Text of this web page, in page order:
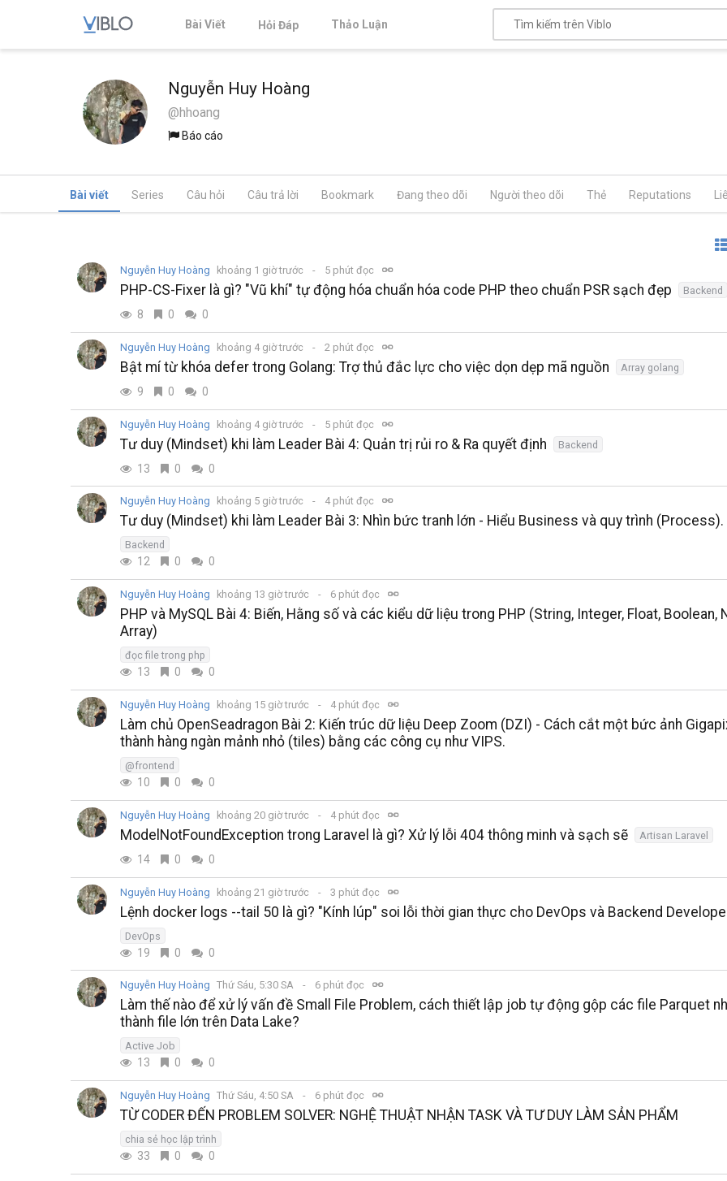
Bài Viết Hỏi Đáp Thảo Luận
Nguyễn Huy Hoàng
@hhoang
Báo cáo
Bài viết Series Câu hỏi Câu trả lời Bookmark Đang theo dõi Người theo dõi Thẻ Reputations
Nguyễn Huy Hoàng khoảng 1 giờ trước 5 phút đọc
PHP-CS-Fixer là gì? "Vũ khí" tự động hóa chuẩn hóa code PHP theo chuẩn PSR sạch đẹp Backend
8 0 0
Nguyễn Huy Hoàng khoảng 4 giờ trước 2 phút đọc
Bật mí từ khóa defer trong Golang: Trợ thủ đắc lực cho việc dọn dẹp mã nguồn Array golang
9 0 0
Nguyễn Huy Hoàng khoảng 4 giờ trước 5 phút đọc
Tư duy (Mindset) khi làm Leader Bài 4: Quản trị rủi ro & Ra quyết định Backend
13 0 0
Nguyễn Huy Hoàng khoảng 5 giờ trước 4 phút đọc
Tư duy (Mindset) khi làm Leader Bài 3: Nhìn bức tranh lớn - Hiểu Business và quy trình (Process).
Backend
12 0 0
Nguyễn Huy Hoàng khoảng 13 giờ trước 6 phút đọc
PHP và MySQL Bài 4: Biến, Hằng số và các kiểu dữ liệu trong PHP (String, Integer, Float, Boolean,
Array)
đọc file trong php
13 0 0
Nguyễn Huy Hoàng khoảng 15 giờ trước 4 phút đọc
Làm chủ OpenSeadragon Bài 2: Kiến trúc dữ liệu Deep Zoom (DZI) - Cách cắt một bức ảnh
thành hàng ngàn mảnh nhỏ (tiles) bằng các công cụ như VIPS.
@frontend
10 0 0
Nguyễn Huy Hoàng khoảng 20 giờ trước 4 phút đọc
ModelNotFoundException trong Laravel là gì? Xử lý lỗi 404 thông minh và sạch sẽ Artisan Laravel
14 0 0
Nguyễn Huy Hoàng khoảng 21 giờ trước 3 phút đọc
Lệnh docker logs --tail 50 là gì? "Kính lúp" soi lỗi thời gian thực cho DevOps và Backend
DevOps
19 0 0
Nguyễn Huy Hoàng Thứ Sáu, 5:30 SA 6 phút đọc
Làm thế nào để xử lý vấn đề Small File Problem, cách thiết lập job tự động gộp các file Parquet
thành file lớn trên Data Lake?
Active Job
13 0 0
Nguyễn Huy Hoàng Thứ Sáu, 4:50 SA 6 phút đọc
TỪ CODER ĐẾN PROBLEM SOLVER: NGHỆ THUẬT NHẬN TASK VÀ TƯ DUY LÀM SẢN PHẨM
chia sẻ học lập trình
33 0 0